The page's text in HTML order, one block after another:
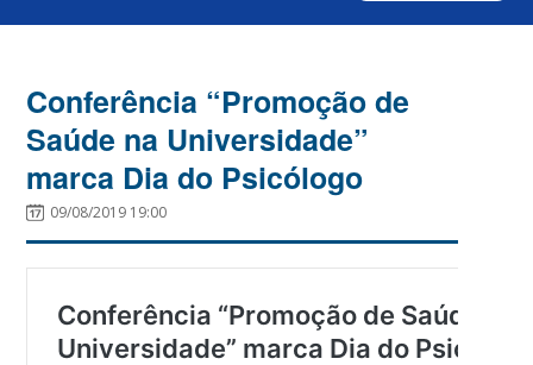
Conferência “Promoção de
Saúde na Universidade”
marca Dia do Psicólogo
09/08/2019 19:00